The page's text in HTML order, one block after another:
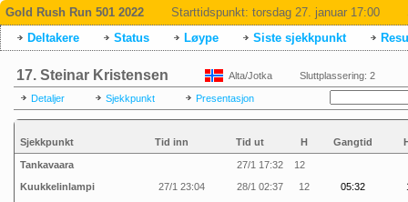
Gold Rush Run 501 2022 Starttidspunkt: torsdag 27. januar 17:00
Deltakere
Status Løype Siste sjekkpunkt
17. Steinar Kristensen Alta/Jotka Sluttplassering: 2
Detaljer Sjekkpunkt Presentasjon
Sjekkpunkt Tid inn Tid ut H Gangtid
Tankavaara 27/1 17:32
12
Kuukkelinlampi
27/1 23:04 28/1 02:37 12 05:32